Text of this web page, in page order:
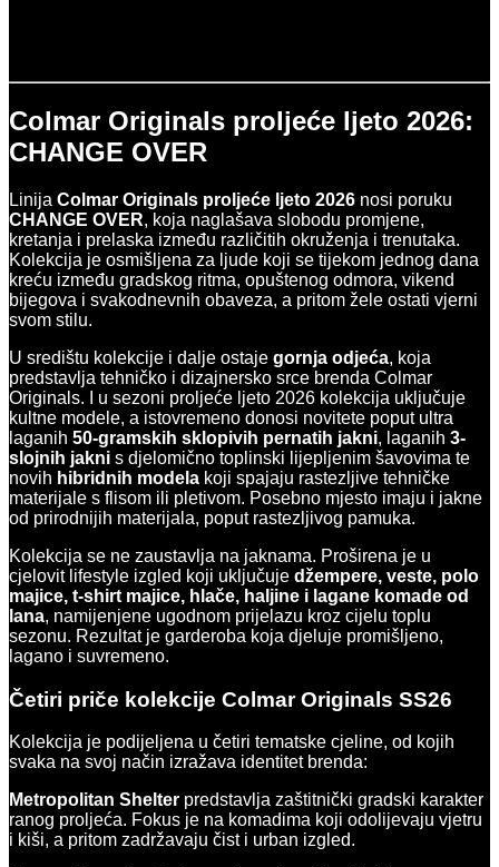
Colmar Originals proljeće ljeto 2026:
CHANGE OVER
Linija Colmar Originals proljeće ljeto 2026 nosi poruku
CHANGE OVER, koja naglašava slobodu promjene,
kretanja i prelaska između različitih okruženja i trenutaka.
Kolekcija je osmišljena za ljude koji se tijekom jednog dana
kreću između gradskog ritma, opuštenog odmora, vikend
bijegova i svakodnevnih obaveza, a pritom žele ostati vjerni
svom stilu.
U središtu kolekcije i dalje ostaje gornja odjeća, koja
predstavlja tehničko i dizajnersko srce brenda Colmar
Originals. I u sezoni proljeće ljeto 2026 kolekcija uključuje
kultne modele, a istovremeno donosi novitete poput ultra
laganih 50-gramskih sklopivih pernatih jakni, laganih 3-
slojnih jakni s djelomično toplinski lijepljenim šavovima te
novih hibridnih modela koji spajaju rastezljive tehničke
materijale s flisom ili pletivom. Posebno mjesto imaju i jakne
od prirodnijih materijala, poput rastezljivog pamuka.
Kolekcija se ne zaustavlja na jaknama. Proširena je u
cjelovit lifestyle izgled koji uključuje džempere, veste, polo
majice, t-shirt majice, hlače, haljine i lagane komade od
lana, namijenjene ugodnom prijelazu kroz cijelu toplu
sezonu. Rezultat je garderoba koja djeluje promišljeno,
lagano i suvremeno.
Četiri priče kolekcije Colmar Originals SS26
Kolekcija je podijeljena u četiri tematske cjeline, od kojih
svaka na svoj način izražava identitet brenda:
Metropolitan Shelter predstavlja zaštitnički gradski karakter
ranog proljeća. Fokus je na komadima koji odolijevaju vjetru
i kiši, a pritom zadržavaju čist i urban izgled.